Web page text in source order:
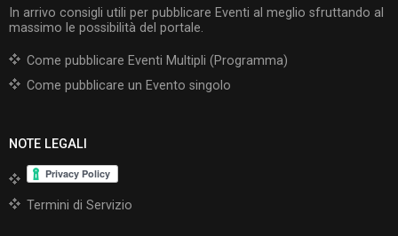
In arrivo consigli utili per pubblicare Eventi al meglio sfruttando al
massimo le possibilità del portale.
Come pubblicare Eventi Multipli (Programma)
Come pubblicare un Evento singolo
NOTE LEGALI
Termini di Servizio